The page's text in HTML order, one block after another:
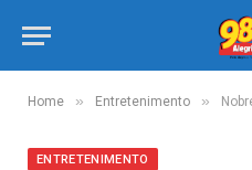
Home » Entretenimento » Nobre
ENTRETENIMENTO